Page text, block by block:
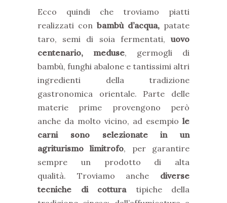
Ecco quindi che troviamo piatti
realizzati con bambù d’acqua, patate
taro, semi di soia fermentati, uovo
centenario,
meduse, germogli di
bambù, funghi abalone e tantissimi altri
ingredienti della tradizione
gastronomica orientale. Parte delle
materie prime provengono però
anche da molto vicino, ad esempio le
carni sono selezionate in un
agriturismo limitrofo, per garantire
sempre un prodotto di alta
qualità. Troviamo anche diverse
tecniche di cotturatipiche della